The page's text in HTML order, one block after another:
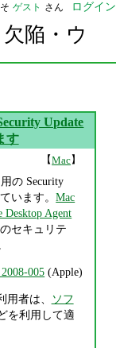
ゲスト さん ログイン
陥・ウ
Update
す
【Mac】
の Security
います。Mac
Desktop Agent
セキュリテ
005 (Apple)
用者は、
ソフ
を利用して適